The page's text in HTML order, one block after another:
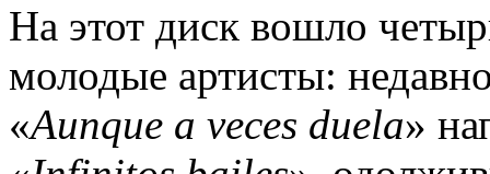
На этот диск вошло
молодые артисты:
«Aunque a veces duela»